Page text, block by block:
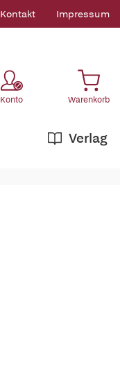
Kontakt Impressum
Konto Warenkorb
Verlag